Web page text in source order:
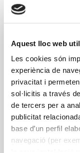
Aquest lloc web
Les cookies són
experiència de
privacitat i
sol·licitis a través
de tercers per a
publicitat
base d’un perfil
navegació (per
Cocina